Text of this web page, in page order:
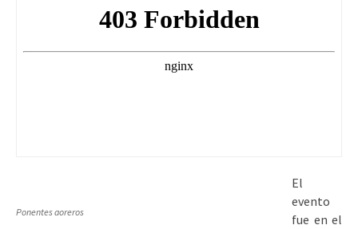
Ponentes aoreros
El
evento
fue en el